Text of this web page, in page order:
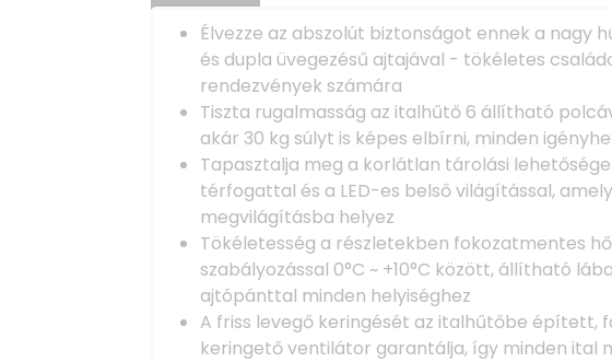
Élvezze az abszolút biztonságot ennek a nagy
és dupla üvegezésű ajtajával - tökéletes
rendezvények számára
Tiszta rugalmasság az italhűtő 6 állítható
akár 30 kg súlyt is képes elbírni, minden
Tapasztalja meg a korlátlan tárolási
térfogattal és a LED-es belső világítással,
megvilágításba helyez
Tökéletesség a részletekben fokozatmentes
szabályozással 0°C ~ +10°C között, állítható
ajtópánttal minden helyiséghez
A friss levegő keringését az italhűtőbe épített,
keringető ventilátor garantálja, így minden ital